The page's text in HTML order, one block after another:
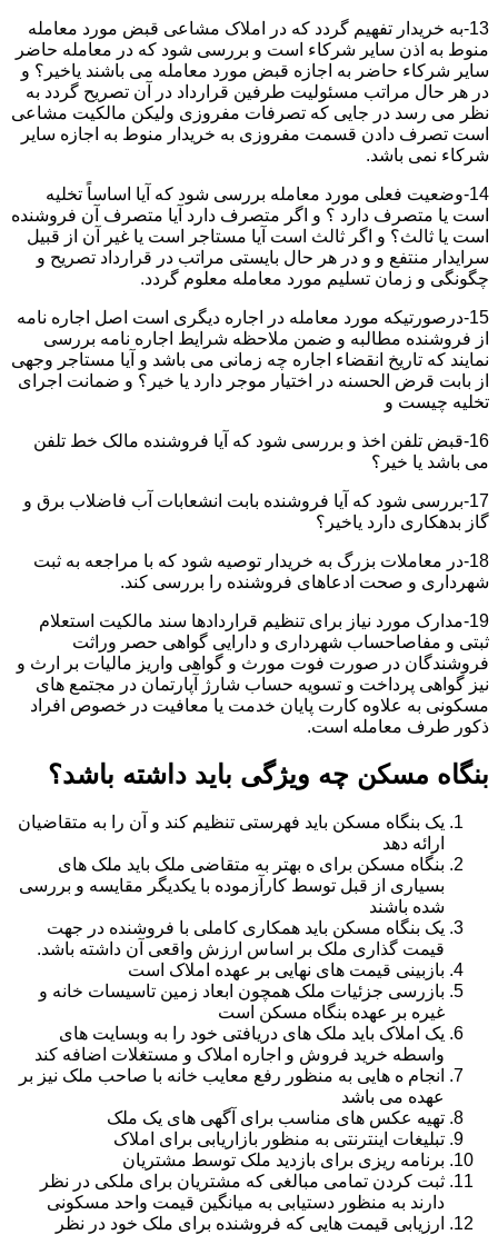
13-به خریدار تفهیم گردد که در املاک مشاعی قبض مورد معامله
منوط به اذن سایر شرکاء است و بررسی شود که در معامله حاضر
سایر شرکاء حاضر به اجازه قبض مورد معامله می باشند یاخیر؟ و
در هر حال مراتب مسئولیت طرفین قرارداد در آن تصریح گردد به
نظر می رسد در جایی که تصرفات مفروزی ولیکن مالکیت مشاعی
است تصرف دادن قسمت مفروزی به خریدار منوط به اجازه سایر
شرکاء نمی باشد.
14-وضعیت فعلی مورد معامله بررسی شود که آیا اساساً تخلیه
است یا متصرف دارد ؟ و اگر متصرف دارد آیا متصرف آن فروشنده
است یا ثالث؟ و اگر ثالث است آیا مستاجر است یا غیر آن از قبیل
سرایدار منتفع و و در هر حال بایستی مراتب در قرارداد تصریح و
چگونگی و زمان تسلیم مورد معامله معلوم گردد.
15-درصورتیکه مورد معامله در اجاره دیگری است اصل اجاره نامه
از فروشنده مطالبه و ضمن ملاحظه شرایط اجاره نامه بررسی
نمایند که تاریخ انقضاء اجاره چه زمانی می باشد و آیا مستاجر وجهی
از بابت قرض الحسنه در اختیار موجر دارد یا خیر؟ و ضمانت اجرای
تخلیه چیست و
16-قبض تلفن اخذ و بررسی شود که آیا فروشنده مالک خط تلفن
می باشد یا خیر؟
17-بررسی شود که آیا فروشنده بابت انشعابات آب فاضلاب برق و
گاز بدهکاری دارد یاخیر؟
18-در معاملات بزرگ به خریدار توصیه شود که با مراجعه به ثبت
شهرداری و صحت ادعاهای فروشنده را بررسی کند.
19-مدارک مورد نیاز برای تنظیم قراردادها سند مالکیت استعلام
ثبتی و مفاصاحساب شهرداری و دارایی گواهی حصر وراثت
فروشندگان در صورت فوت مورث و گواهی واریز مالیات بر ارث و
نیز گواهی پرداخت و تسویه حساب شارژ آپارتمان در مجتمع های
مسکونی به علاوه کارت پایان خدمت یا معافیت در خصوص افراد
ذکور طرف معامله است.
بنگاه مسکن چه ویژگی باید داشته باشد؟
یک بنگاه مسکن باید فهرستی تنظیم کند و آن را به متقاضیان
ارائه دهد
بنگاه مسکن برای ه بهتر به متقاضی ملک باید ملک های
بسیاری از قبل توسط کارآزموده با یکدیگر مقایسه و بررسی
شده باشند
یک بنگاه مسکن باید همکاری کاملی با فروشنده در جهت
قیمت گذاری ملک بر اساس ارزش واقعی آن داشته باشد.
بازبینی قیمت های نهایی بر عهده املاک است
بازرسی جزئیات ملک همچون ابعاد زمین تاسیسات خانه و
غیره بر عهده بنگاه مسکن است
یک املاک باید ملک های دریافتی خود را به وبسایت های
واسطه خرید فروش و اجاره املاک و مستغلات اضافه کند
انجام ه هایی به منظور رفع معایب خانه با صاحب ملک نیز بر
عهده می باشد
تهیه عکس های مناسب برای آگهی های یک ملک
تبلیغات اینترنتی به منظور بازاریابی برای املاک
برنامه ریزی برای بازدید ملک توسط مشتریان
ثبت کردن تمامی مبالغی که مشتریان برای ملکی در نظر
دارند به منظور دستیابی به میانگین قیمت واحد مسکونی
ارزیابی قیمت هایی که فروشنده برای ملک خود در نظر